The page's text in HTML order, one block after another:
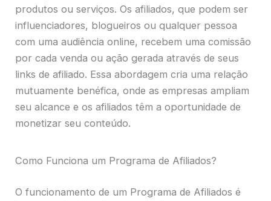
produtos ou serviços. Os afiliados, que podem ser
influenciadores, blogueiros ou qualquer pessoa
com uma audiência online, recebem uma comissão
por cada venda ou ação gerada através de seus
links de afiliado. Essa abordagem cria uma relação
mutuamente benéfica, onde as empresas ampliam
seu alcance e os afiliados têm a oportunidade de
monetizar seu conteúdo.
Como Funciona um Programa de Afiliados?
O funcionamento de um Programa de Afiliados é